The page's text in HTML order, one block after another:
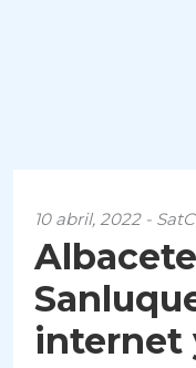
10 abril, 2022 -
internet